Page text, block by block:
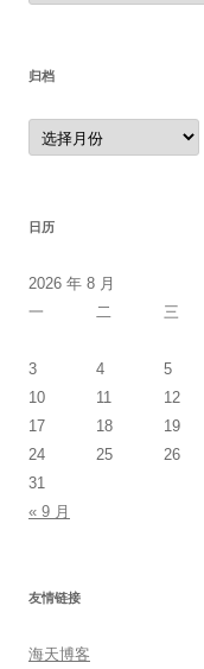
归档
归
档
日历
2026 年 8 月
一
二 三
3
4 5
10
11 12
17
18 19
24
25 26
31
« 9 月
友情链接
海天博客